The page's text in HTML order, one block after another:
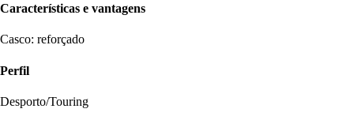
Características e vantagens
Casco: reforçado
Perfil
Desporto/Touring